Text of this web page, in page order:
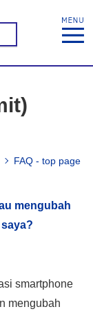
FAQ - top page
mengubah
smartphone
mengubah